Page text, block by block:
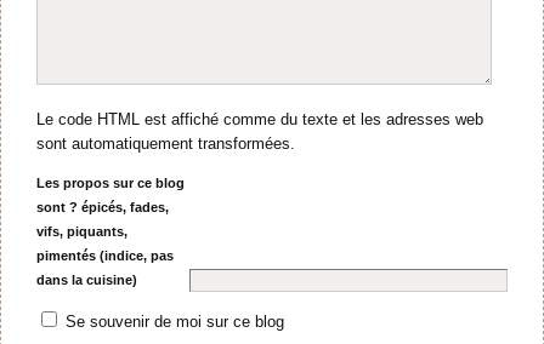
Le code HTML est affiché comme du texte et les adresses web
sont automatiquement transformées.
Les propos sur ce blog
sont ? épicés, fades,
vifs, piquants,
pimentés (indice, pas
dans la cuisine)
Se souvenir de moi sur ce blog